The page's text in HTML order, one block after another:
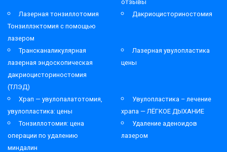
отзывы
Лазерная тонзиллотомия
Тонзиллэктомия с помощью
лазером
Дакриоцисториностомия
Трансканаликулярная
лазерная эндоскопическая
дакриоцисториностомия
(ТЛЭД)
Лазерная увулопластика
цены
Храп — увулопалатотомия,
увулопластика: цены
Увулопластика – лечение
храпа — ЛЁГКОЕ ДЫХАНИЕ
Тонзиллотомия: цена
операции по удалению
миндалин
Удаление аденоидов
лазером